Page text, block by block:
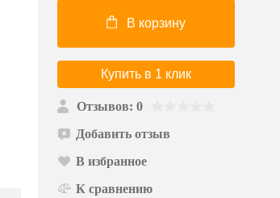
В корзину
Купить в 1 клик
Отзывов: 0
Добавить отзыв
В избранное
К сравнению